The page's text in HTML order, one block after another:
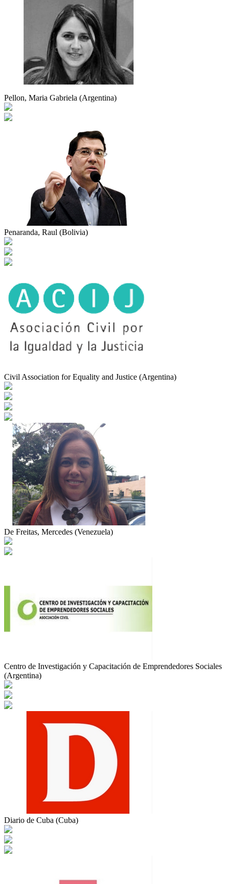
Pellon, Maria Gabriela (Argentina)
Penaranda, Raul (Bolivia)
Civil Association for Equality and Justice (Argentina)
De Freitas, Mercedes (Venezuela)
Centro de Investigación y Capacitación de Emprendedores Sociales
(Argentina)
Diario de Cuba (Cuba)